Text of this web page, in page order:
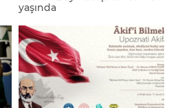
yaşında